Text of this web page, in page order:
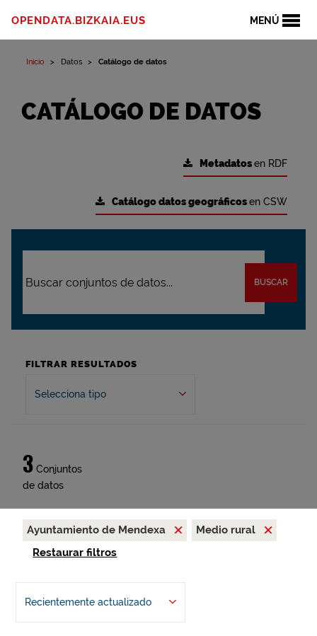
MENÚ
OPENDATA.BIZKAIA.EUS
Inicio Datos Catálogo de datos
CATÁLOGO DE DATOS
Metadatosen RDF
Catálogo datos geográficosen CSW
BUSCAR
FILTRAR RESULTADOS
Selecciona tipo
3 Conjuntos
de datos
Ayuntamiento de Mendexa
Medio rural
Restaurar filtros
Recientemente actualizado